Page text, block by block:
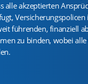
alle akzeptierten
führenden, finanziell
zu binden, wobei